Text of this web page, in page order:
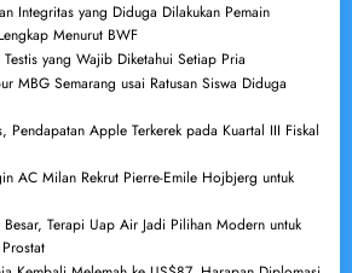
Integritas yang Diduga Dilakukan Pemain
Menurut BWF
yang Wajib Diketahui Setiap Pria
MBG Semarang usai Ratusan Siswa Diduga
Pendapatan Apple Terkerek pada Kuartal III Fiskal
AC Milan Rekrut Pierre-Emile Hojbjerg untuk
Terapi Uap Air Jadi Pilihan Modern untuk